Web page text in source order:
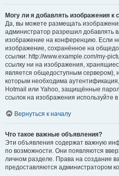
Могу ли я добавлять изображения к
Да, вы можете размещать
администратор разрешил добавлять
изображение на конференцию. Если
изображение, сохранённое на
ссылки: http://www.example.com/my-
ссылку ни на изображения,
является общедоступным сервером),
которым необходима
Hotmail или Yahoo, защищённые
ссылок на изображения используйте
Вернуться к началу
Что такое важные объявления?
Эти объявления содержат важную
по возможности. Они появляются
личном разделе. Права на создание
предоставляются администратором